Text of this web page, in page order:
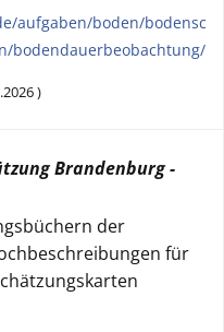
aufgaben/boden/bodensc
bodendauerbeobachtung/
)
Brandenburg -
der
für